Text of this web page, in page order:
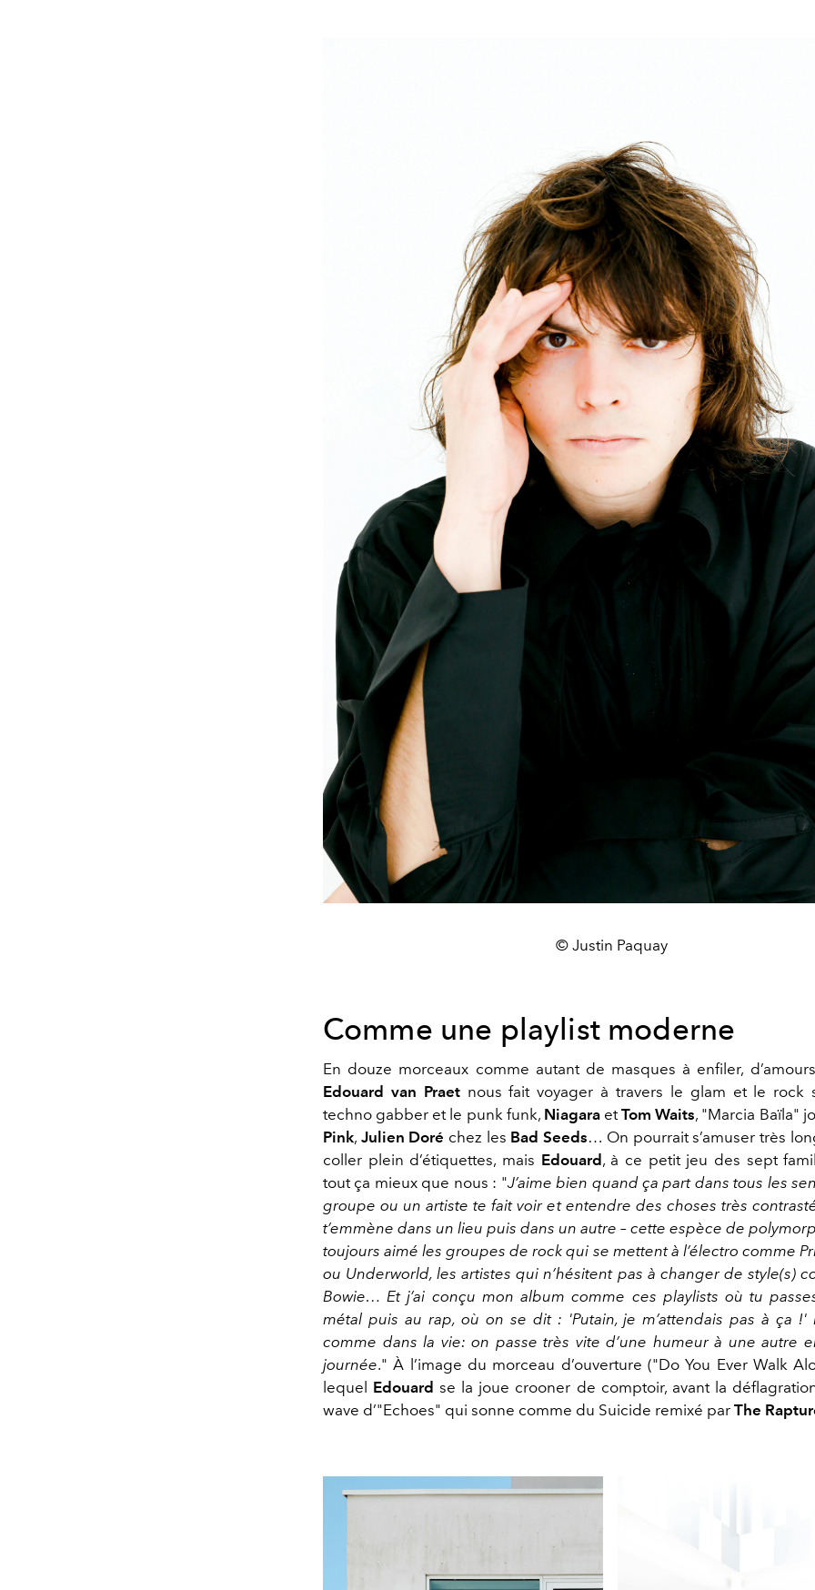
© Justin Paquay
Comme une playlist moderne
En douze morceaux comme autant de masques à enfiler,
Edouard van Praetnous fait voyager à travers le glam et le rock
techno gabber et le punk funk, NiagaraetTom Waits, "Marcia Baïla"
Pink, Julien Doré chez les Bad Seeds… On pourrait s’amuser très
coller plein d’étiquettes, mais Edouard , à ce petit jeu des sept
tout ça mieux que nous : "J’aime bien quand ça part dans tous les
groupe ou un artiste te fait voir et entendre des choses très
t’emmène dans un lieu puis dans un autre – cette espèce de
toujours aimé les groupes de rock qui se mettent à l’électro comme
ou Underworld, les artistes qui n’hésitent pas à changer de style(s)
Bowie… Et j’ai conçu mon album comme ces playlists où tu
métal puis au rap, où on se dit : 'Putain, je m’attendais pas à ça !'
comme dans la vie: on passe très vite d’une humeur à une autre
journée." À l’image du morceau d’ouverture ("Do You Ever Walk
lequel Edouard se la joue crooner de comptoir, avant la
wave d’"Echoes" qui sonne comme du Suicide remixé par The